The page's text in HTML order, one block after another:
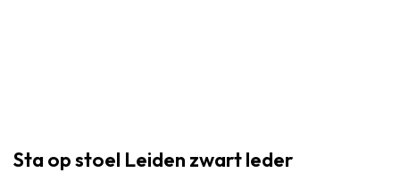
Sta op stoel Leiden zwart leder